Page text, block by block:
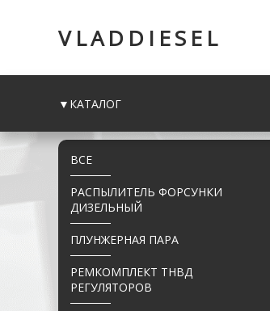
VLADDIESEL
▼КАТАЛОГ
ВСЕ
РАСПЫЛИТЕЛЬ ФОРСУНКИ
ДИЗЕЛЬНЫЙ
ПЛУНЖЕРНАЯ ПАРА
РЕМКОМПЛЕКТ ТНВД
РЕГУЛЯТОРОВ